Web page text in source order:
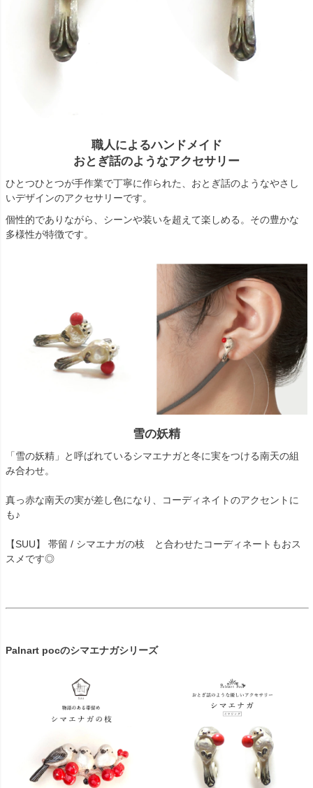
職人によるハンドメイド
おとぎ話のようなアクセサリー
ひとつひとつが手作業で丁寧に作られた、おとぎ話のようなやさし
いデザインのアクセサリーです。
個性的でありながら、シーンや装いを超えて楽しめる。その豊かな
多様性が特徴です。
雪の妖精
「雪の妖精」と呼ばれているシマエナガと冬に実をつける南天の組
み合わせ。
真っ赤な南天の実が差し色になり、コーディネイトのアクセントに
も♪
【SUU】 帯留 / シマエナガの枝 と合わせたコーディネートもおス
スメです◎
Palnart pocのシマエナガシリーズ